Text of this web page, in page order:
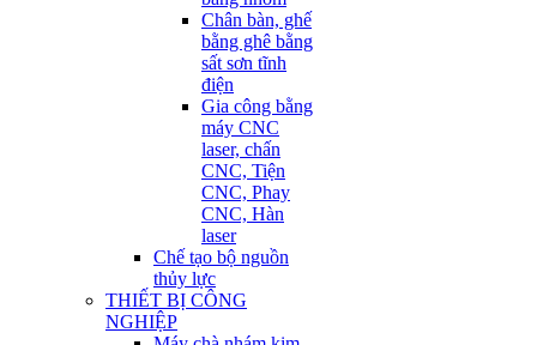
Chân bàn, ghế
bằng ghê bằng
sất sơn tĩnh
điện
Gia công bằng
máy CNC
laser, chấn
CNC, Tiện
CNC, Phay
CNC, Hàn
laser
Chế tạo bộ nguồn
thủy lực
THIẾT BỊ CÔNG
NGHIỆP